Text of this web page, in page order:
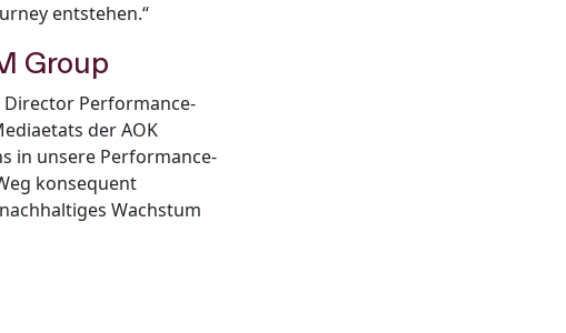
entstehen.“
Group
Director Performance-
der AOK
in unsere Performance-
konsequent
Wachstum